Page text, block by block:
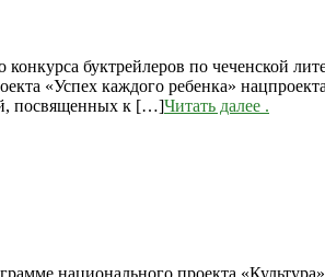
буктрейлеров по чеченской
«Успех каждого ребенка»
посвященных к […]Читать далее .